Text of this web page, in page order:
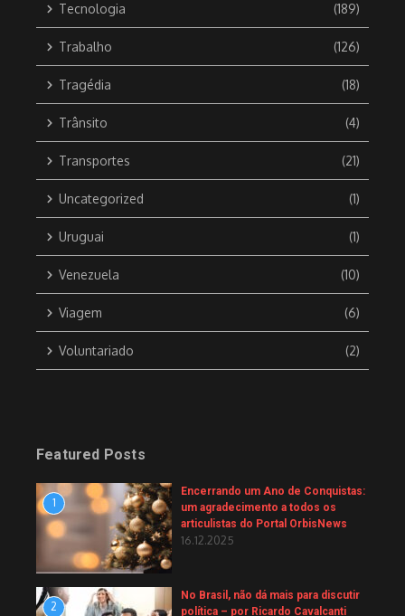
Tecnologia (189)
Trabalho (126)
Tragédia (18)
Trânsito (4)
Transportes (21)
Uncategorized (1)
Uruguai (1)
Venezuela (10)
Viagem (6)
Voluntariado (2)
Featured Posts
1
Encerrando um Ano de Conquistas:
um agradecimento a todos os
articulistas do Portal OrbisNews
16.12.2025
2
No Brasil, não dá mais para discutir
política – por Ricardo Cavalcanti